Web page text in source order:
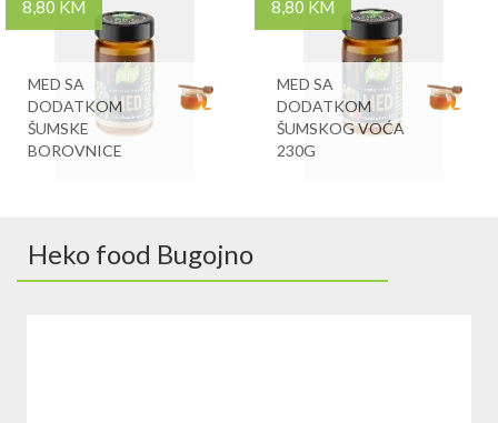
8,80 KM
MED SA
DODATKOM
ŠUMSKE
BOROVNICE
8,80 KM
MED SA
DODATKOM
ŠUMSKOG VOĆA
230G
Heko food Bugojno